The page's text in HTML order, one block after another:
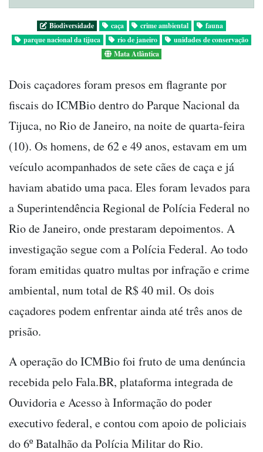
Biodiversidade caça crime ambiental
fauna
parque nacional da tijuca
rio de janeiro
unidades de conservação
Mata Atlântica
Dois caçadores foram presos em flagrante por
fiscais do ICMBio dentro do Parque Nacional da
Tijuca, no Rio de Janeiro, na noite de quarta-feira
(10). Os homens, de 62 e 49 anos, estavam em um
veículo acompanhados de sete cães de caça e já
haviam abatido uma paca. Eles foram levados para
a Superintendência Regional de Polícia Federal no
Rio de Janeiro, onde prestaram depoimentos. A
investigação segue com a Polícia Federal. Ao todo
foram emitidas quatro multas por infração e crime
ambiental, num total de R$ 40 mil. Os dois
caçadores podem enfrentar ainda até três anos de
prisão.
A operação do ICMBio foi fruto de uma denúncia
recebida pelo Fala.BR, plataforma integrada de
Ouvidoria e Acesso à Informação do poder
executivo federal, e contou com apoio de policiais
do 6º Batalhão da Polícia Militar do Rio.